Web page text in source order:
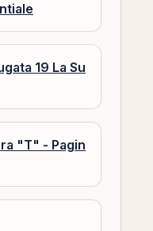
19 La Su
"T" - Pagin